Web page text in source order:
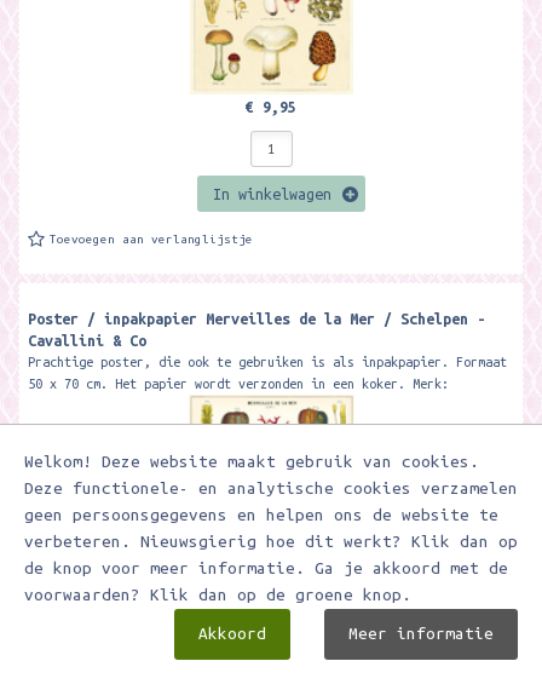
Welkom! Deze website maakt gebruik van cookies.
Deze functionele- en analytische cookies verzamelen
geen persoonsgegevens en helpen ons de website te
verbeteren. Nieuwsgierig hoe dit werkt? Klik dan op
de knop voor meer informatie. Ga je akkoord met de
voorwaarden? Klik dan op de groene knop.
Akkoord Meer informatie
€ 9,95
In winkelwagen
Toevoegen aan verlanglijstje
Poster / inpakpapier Merveilles de la Mer / Schelpen -
Cavallini & Co
Prachtige poster, die ook te gebruiken is als inpakpapier. Formaat
50 x 70 cm. Het papier wordt verzonden in een koker. Merk:
€ 9,95